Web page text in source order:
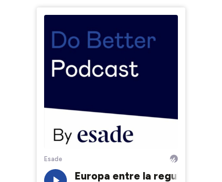
Mujeres & negocios
Innovación y tecnología
transformación digital
Datos & ciencias del comportamiento